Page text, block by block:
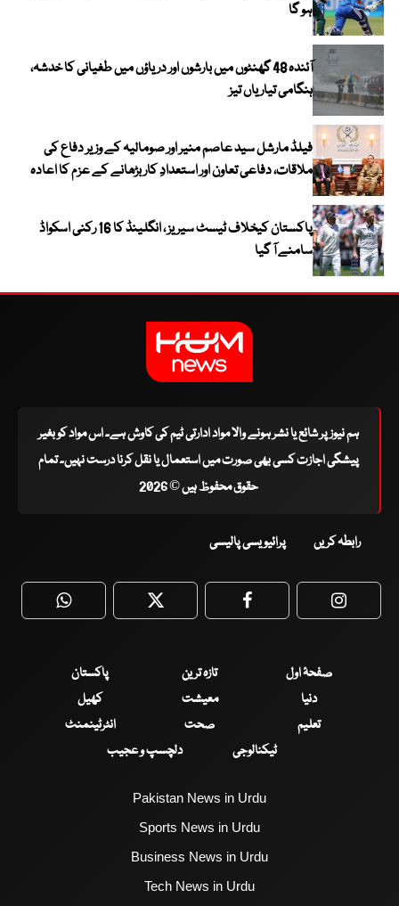
ہو گا
آئندہ 48 گھنٹوں میں بارشوں اور دریاؤں میں طغیانی کا خدشہ،
ہنگامی تیاریاں تیز
فیلڈ مارشل سید عاصم منیر اور صومالیہ کے وزیر دفاع کی
ملاقات، دفاعی تعاون اور استعدادِ کار بڑھانے کے عزم کا اعادہ
پاکستان کیخلاف ٹیسٹ سیریز ، انگلینڈ کا 16 رکنی اسکواڈ
سامنے آ گیا
ہم نیوز پر شائع یا نشر ہونے والا مواد ادارتی ٹیم کی کاوش ہے۔ اس مواد کو بغیر
پیشگی اجازت کسی بھی صورت میں استعمال یا نقل کرنا درست نہیں۔ تمام
حقوق محفوظ ہیں © 2026
رابطہ کریں پرائیویسی پالیسی
WhatsApp Twitter Facebook
صفحۂ اول تازہ ترین
پاکستان
دنیا
معیشت
کھیل
تعلیم
صحت
انٹرٹینمنٹ
ٹیکنالوجی
دلچسپ و عجیب
Pakistan News in Urdu
Sports News in Urdu
Business News in Urdu
Tech News in Urdu